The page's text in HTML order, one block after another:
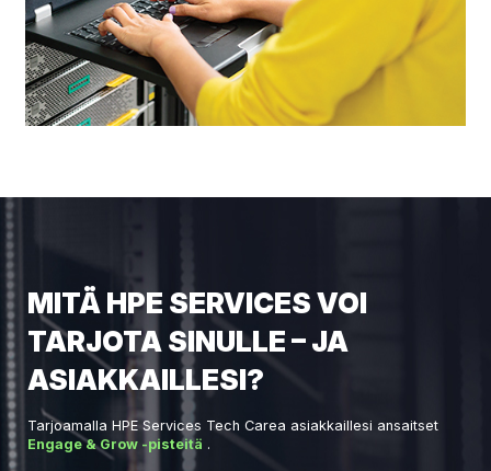
MITÄ HPE SERVICES VOI
TARJOTA SINULLE – JA
ASIAKKAILLESI?
Tarjoamalla HPE Services Tech Carea asiakkaillesi ansaitset
Engage & Grow -pisteitä .